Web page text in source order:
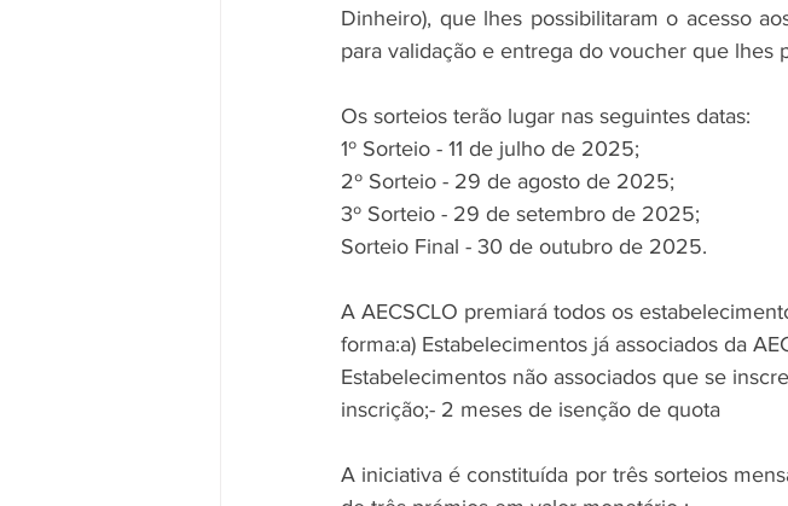
Dinheiro), que lhes possibilitaram o acesso
para validação e entrega do voucher que lhes
Os sorteios terão lugar nas seguintes datas:
1º Sorteio - 11 de julho de 2025;
2º Sorteio - 29 de agosto de 2025;
3º Sorteio - 29 de setembro de 2025;
Sorteio Final - 30 de outubro de 2025.
A AECSCLO premiará todos os
forma:a) Estabelecimentos já associados da
Estabelecimentos não associados que se
inscrição;- 2 meses de isenção de quota
A iniciativa é constituída por três sorteios